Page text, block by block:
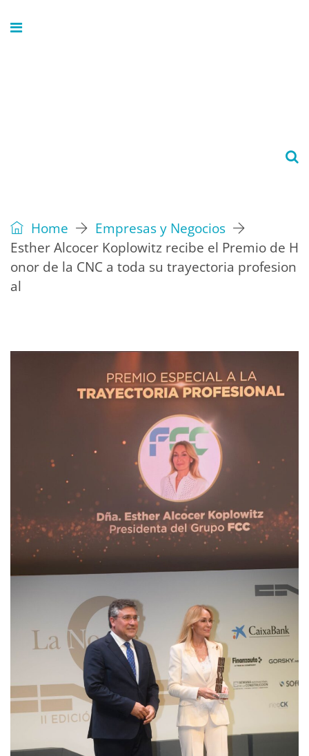
Home
Empresas y Negocios
Esther Alcocer Koplowitz recibe el Premio de H
onor de la CNC a toda su trayectoria profesion
al